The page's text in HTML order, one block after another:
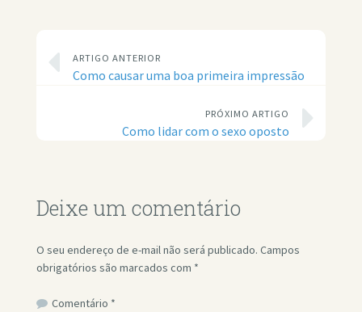
ARTIGO ANTERIOR
Como causar uma boa primeira impressão
PRÓXIMO ARTIGO
Como lidar com o sexo oposto
Deixe um comentário
O seu endereço de e-mail não será publicado. Campos
obrigatórios são marcados com *
Comentário *